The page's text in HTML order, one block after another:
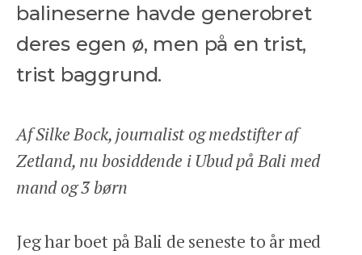
balineserne havde generobret
deres egen ø, men på en trist,
trist baggrund.
Af Silke Bock, journalist og medstifter af
Zetland, nu bosiddende i Ubud på Bali med
mand og 3 børn
Jeg har boet på Bali de seneste to år med